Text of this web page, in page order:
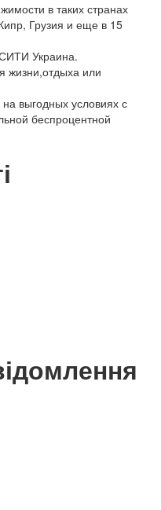
в таких странах
Грузия и еще в 15
Украина.
жизни,отдыха или
выгодных условиях с
беспроцентной